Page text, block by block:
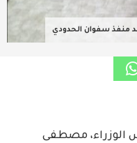
منفذ سفوان الحدودي
الوزراء، مصطفى